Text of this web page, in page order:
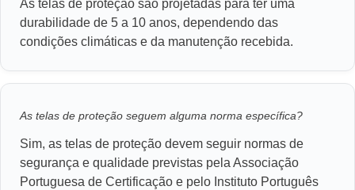
As telas de proteção são projetadas para ter uma
durabilidade de 5 a 10 anos, dependendo das
condições climáticas e da manutenção recebida.
As telas de proteção seguem alguma norma específica?
Sim, as telas de proteção devem seguir normas de
segurança e qualidade previstas pela Associação
Portuguesa de Certificação e pelo Instituto Português